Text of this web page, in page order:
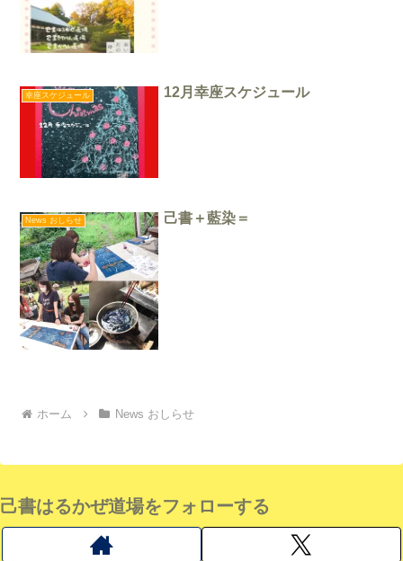
幸座スケジュール 12月幸座スケジュール
News おしらせ 己書＋藍染＝
ホーム News おしらせ
己書はるかぜ道場をフォローする